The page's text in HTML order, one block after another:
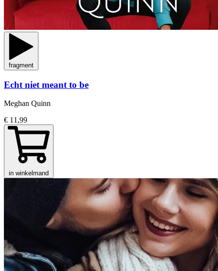
fragment
Echt niet meant to be
Meghan Quinn
€ 11,99
in winkelmand